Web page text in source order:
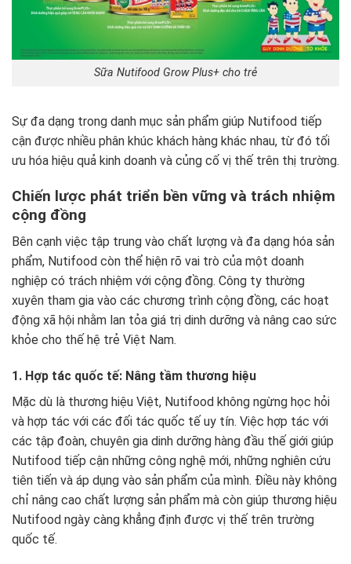
Sữa Nutifood Grow Plus+ cho trẻ
Sự đa dạng trong danh mục sản phẩm giúp Nutifood tiếp
cận được nhiều phân khúc khách hàng khác nhau, từ đó tối
ưu hóa hiệu quả kinh doanh và củng cố vị thế trên thị trường.
Chiến lược phát triển bền vững và trách nhiệm
cộng đồng
Bên cạnh việc tập trung vào chất lượng và đa dạng hóa sản
phẩm, Nutifood còn thể hiện rõ vai trò của một doanh
nghiệp có trách nhiệm với cộng đồng. Công ty thường
xuyên tham gia vào các chương trình cộng đồng, các hoạt
động xã hội nhằm lan tỏa giá trị dinh dưỡng và nâng cao sức
khỏe cho thế hệ trẻ Việt Nam.
1. Hợp tác quốc tế: Nâng tầm thương hiệu
Mặc dù là thương hiệu Việt, Nutifood không ngừng học hỏi
và hợp tác với các đối tác quốc tế uy tín. Việc hợp tác với
các tập đoàn, chuyên gia dinh dưỡng hàng đầu thế giới giúp
Nutifood tiếp cận những công nghệ mới, những nghiên cứu
tiên tiến và áp dụng vào sản phẩm của mình. Điều này không
chỉ nâng cao chất lượng sản phẩm mà còn giúp thương hiệu
Nutifood ngày càng khẳng định được vị thế trên trường
quốc tế.